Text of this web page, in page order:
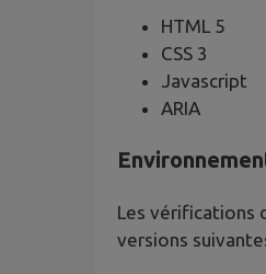
HTML 5
CSS 3
Javascript
ARIA
Les vérifications
versions